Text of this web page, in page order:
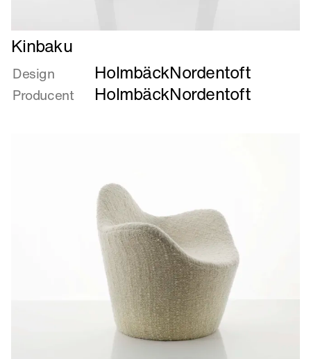
Læs
mere
om
Kinbaku
Kinbaku
Design HolmbäckNordentoft
Producent HolmbäckNordentoft